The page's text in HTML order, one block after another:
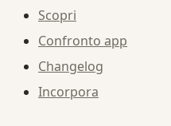
Scopri
Confronto app
Changelog
Incorpora